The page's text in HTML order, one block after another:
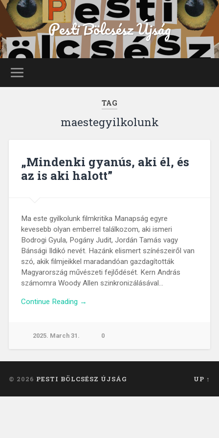
Pesti Bölcsész Újság
TAG
maestegyilkolunk
„Mindenki gyanús, aki él, és
az is aki halott”
Ma este gyilkolunk filmkritika Manapság egyre
kevesebb olyan emberrel találkozom, aki ismeri
Bodrogi Gyula, Pogány Judit, Jordán Tamás vagy
Bánsági Ildikó nevét. Hazánk elismert színészeiről van
szó, akik filmjeikkel maradandóan gazdagították
Magyarország művészeti fejlődését. Kern András
számomra Woody Allen szinkronizálásával…
Continue Reading →
2025. March 31. 0
© 2026 PESTI BÖLCSÉSZ ÚJSÁG UP ↑